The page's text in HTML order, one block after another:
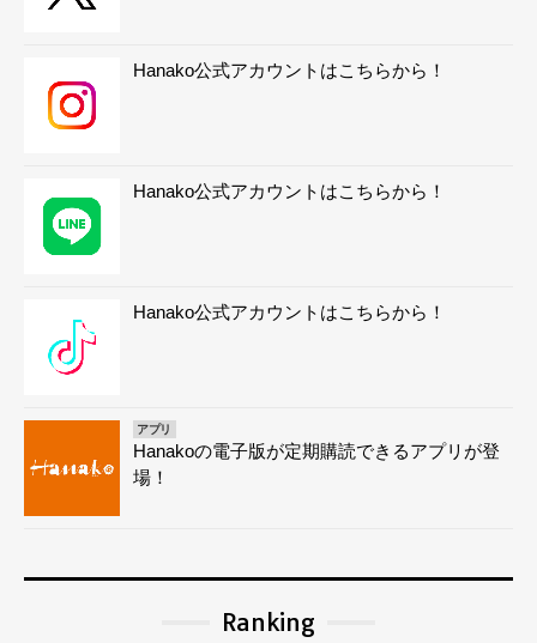
Hanako公式アカウントはこちらから！
Hanako公式アカウントはこちらから！
Hanako公式アカウントはこちらから！
アプリ
Hanakoの電子版が定期購読できるアプリが登
場！
Ranking